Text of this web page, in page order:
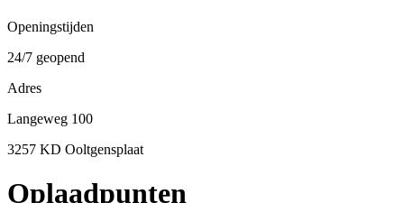
Openingstijden
24/7 geopend
Adres
Langeweg 100
3257 KD Ooltgensplaat
Oplaadpunten